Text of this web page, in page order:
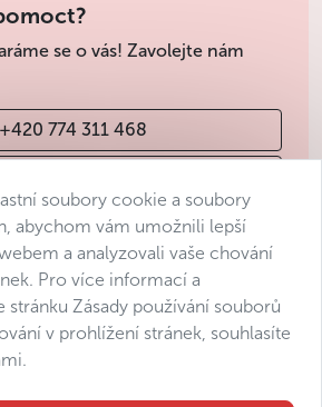
který je nutno uhradit přímo
klientem provede pracovník
přítomnosti klienta kontrolu
vozidla; stejně tomu bude při
také musí odevzdat. Pokud by
vozu plná nebyla,
klientovi účtovat příplatek
chybějícího paliva. Tento
uhradí přímo autopůjčovně.
typů pojištění:
se o vás! Zavolejte nám
+420 774 311 468
soubory cookie a soubory
abychom vám umožnili lepší
a analyzovali vaše chování
Pro více informací a
stránku Zásady používání souborů
v prohlížení stránek, souhlasíte